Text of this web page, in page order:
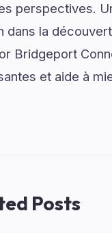
perspectives.
dans la
Bridgeport
et aide à
Posts